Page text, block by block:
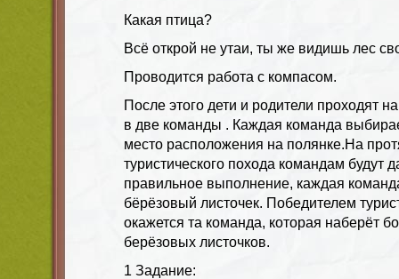
Какая птица?
Всё открой не утаи, ты же видишь лес
Проводится работа с компасом.
После этого дети и родители проходят
в две команды . Каждая команда
место расположения на полянке.На
туристического похода командам будут
правильное выполнение, каждая
бёрёзовый листочек. Победителем
окажется та команда, которая наберёт
берёзовых листочков.
1 Задание: